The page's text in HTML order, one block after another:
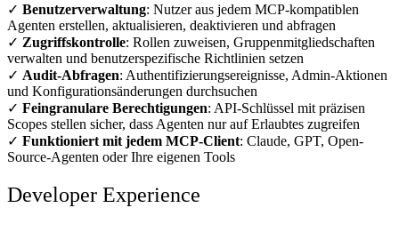
✓ Benutzerverwaltung: Nutzer aus jedem MCP-kompatiblen
Agenten erstellen, aktualisieren, deaktivieren und abfragen
✓ Zugriffskontrolle: Rollen zuweisen, Gruppenmitgliedschaften
verwalten und benutzerspezifische Richtlinien setzen
✓ Audit-Abfragen: Authentifizierungsereignisse, Admin-Aktionen
und Konfigurationsänderungen durchsuchen
✓ Feingranulare Berechtigungen: API-Schlüssel mit präzisen
Scopes stellen sicher, dass Agenten nur auf Erlaubtes zugreifen
✓ Funktioniert mit jedem MCP-Client: Claude, GPT, Open-
Source-Agenten oder Ihre eigenen Tools
Developer Experience